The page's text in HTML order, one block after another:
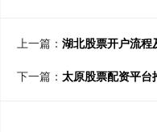
上一篇： 湖北股票开户流
下一篇： 太原股票配资平台